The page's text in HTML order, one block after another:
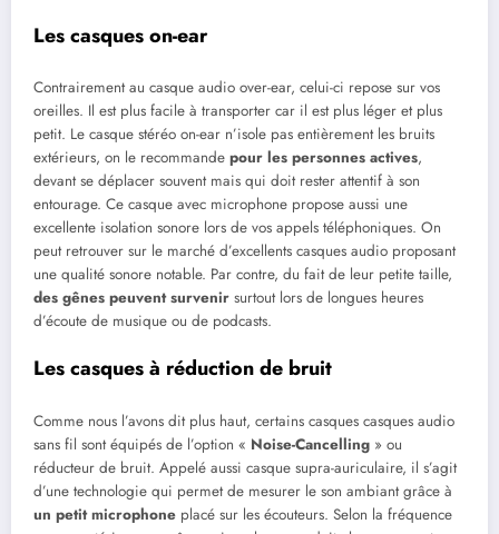
Les casques on-ear
Contrairement au casque audio over-ear, celui-ci repose sur vos
oreilles. Il est plus facile à transporter car il est plus léger et plus
petit. Le casque stéréo on-ear n’isole pas entièrement les bruits
extérieurs, on le recommande pour les personnes actives,
devant se déplacer souvent mais qui doit rester attentif à son
entourage. Ce casque avec microphone propose aussi une
excellente isolation sonore lors de vos appels téléphoniques. On
peut retrouver sur le marché d’excellents casques audio proposant
une qualité sonore notable. Par contre, du fait de leur petite taille,
des gênes peuvent survenir surtout lors de longues heures
d’écoute de musique ou de podcasts.
Les casques à réduction de bruit
Comme nous l’avons dit plus haut, certains casques casques audio
sans fil sont équipés de l’option « Noise-Cancelling » ou
réducteur de bruit. Appelé aussi casque supra-auriculaire, il s’agit
d’une technologie qui permet de mesurer le son ambiant grâce à
un petit microphone placé sur les écouteurs. Selon la fréquence